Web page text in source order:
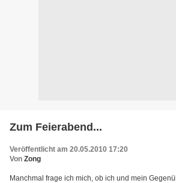
Zum Feierabend...
Veröffentlicht am 20.05.2010 17:20
Von Zong
Manchmal frage ich mich, ob ich und mein